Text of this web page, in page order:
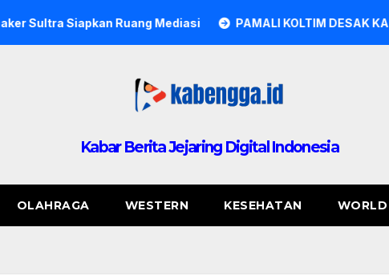
Ruang Mediasi PAMALI KOLTIM DESAK KAPOLRES KOLAKA
Kabar Berita Jejaring Digital Indonesia
OLAHRAGA WESTERN KESEHATAN WORLD